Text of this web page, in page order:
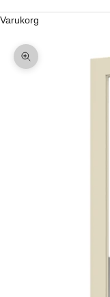
Varukorg
Zooma